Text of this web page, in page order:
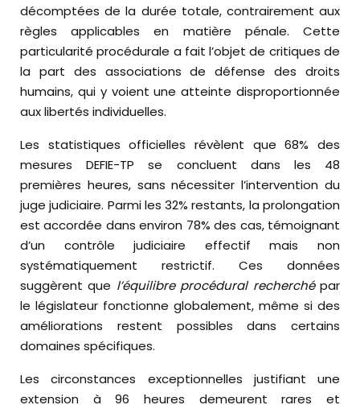
décomptées de la durée totale, contrairement aux
règles applicables en matière pénale. Cette
particularité procédurale a fait l’objet de critiques de
la part des associations de défense des droits
humains, qui y voient une atteinte disproportionnée
aux libertés individuelles.
Les statistiques officielles révèlent que 68% des
mesures DEFIE-TP se concluent dans les 48
premières heures, sans nécessiter l’intervention du
juge judiciaire. Parmi les 32% restants, la prolongation
est accordée dans environ 78% des cas, témoignant
d’un contrôle judiciaire effectif mais non
systématiquement restrictif. Ces données
suggèrent que l’équilibre procédural recherchépar
le législateur fonctionne globalement, même si des
améliorations restent possibles dans certains
domaines spécifiques.
Les circonstances exceptionnelles justifiant une
extension à 96 heures demeurent rares et